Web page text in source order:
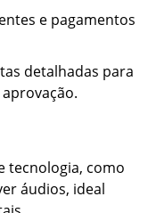
e pagamentos
detalhadas para
tecnologia, como
áudios, ideal